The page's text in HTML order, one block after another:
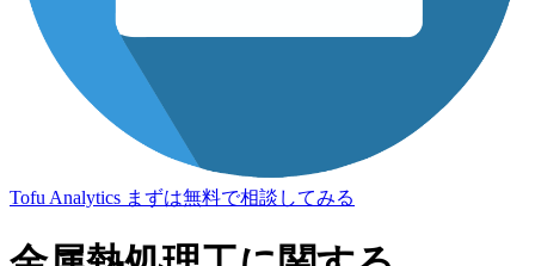
Tofu Analytics まずは無料で相談してみる